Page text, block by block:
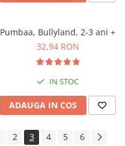
Pumbaa, Bullyland, 2-3 ani +
32,94 RON
IN STOC
ADAUGA IN COS
2 3 4 5 6